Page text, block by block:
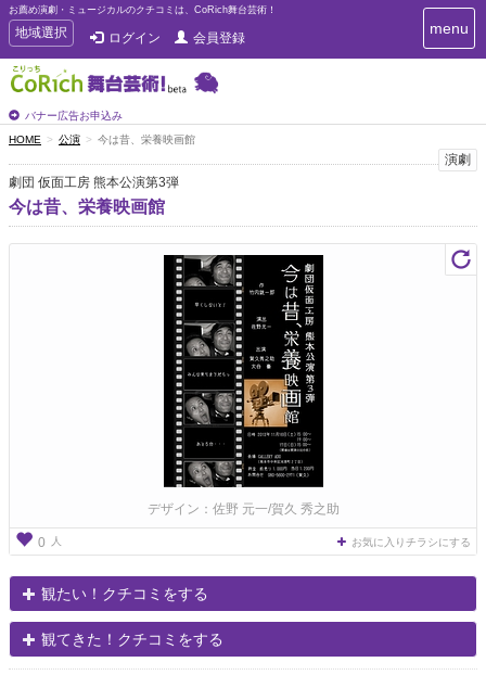
お薦め演劇・ミュージカルのクチコミは、CoRich舞台芸術！
T
o
g
g
e
n
a
v
i
g
地域選択 ログイン 会員登録
バナー広告お申込み
T
o
i
g
menu
HOME 公演 今は昔、栄養映画館
演劇
劇団 仮面工房 熊本公演第3弾
今は昔、栄養映画館
デザイン：佐野 元一/賀久 秀之助
0 人 お気に入りチラシにする
観たい！クチコミをする
観てきた！クチコミをする